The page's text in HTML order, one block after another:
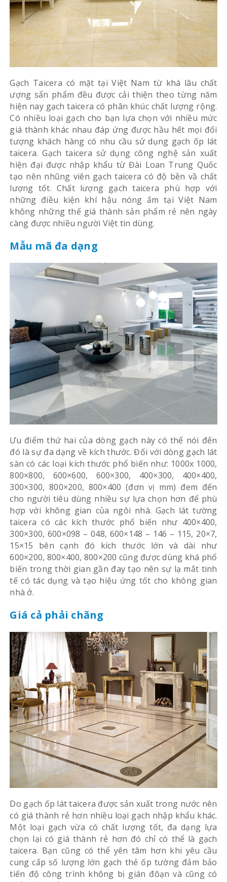
Gạch Taicera có mặt tại Việt Nam từ khá lâu chất
ượng sẩn phẩm đều được cải thiện theo từng năm
hiện nay gạch taicera có phân khúc chất lượng rộng.
Có nhiều loại gạch cho bạn lựa chọn với nhiều mức
giá thành khác nhau đáp ứng được hầu hết mọi đối
tượng khách hàng có nhu cầu sử dụng gạch ốp lát
taicera. Gạch taicera sử dụng công nghệ sản xuất
hiện đại được nhập khẩu từ Đài Loan Trung Quốc
tạo nên nhũng viên gạch taicera có độ bền vầ chất
lượng tốt. Chất lượng gạch taicera phù hợp với
những điều kiện khí hậu nóng ấm tại Việt Nam
không những thế giá thành sản phẩm rẻ nên ngày
càng được nhiều người Việt tin dùng.
Mẫu mã đa dạng
Ưu điểm thứ hai của dòng gạch này có thể nói đến
đó là sự đa dạng về kích thước. Đối với dòng gạch lát
sàn có các loại kích thước phổ biến như: 1000x 1000,
800×800, 600×600, 600×300, 400×300, 400×400,
300×300, 800×200, 800×400 (đơn vị mm) đem đến
cho người tiêu dùng nhiều sự lựa chọn hơn để phù
hợp với không gian của ngôi nhà. Gạch lát tường
taicera có các kích thước phổ biến như 400×400,
300×300, 600×098 – 048, 600×148 – 146 – 115, 20×7,
15×15 bên cạnh đó kích thước lớn và dài như
600×200, 800×400, 800×200 cũng được dùng khá phổ
biến trong thời gian gần đay tạo nên sự lạ mắt tinh
tế có tác dụng và tạo hiệu ứng tốt cho không gian
nhà ở.
Giá cả phải chăng
Do gạch ốp lát taicera được sản xuất trong nước nên
có giá thành rẻ hơn nhiều loại gạch nhập khẩu khác.
Một loại gạch vừa có chất lượng tốt, đa dạng lựa
chọn lại có giá thành rẻ hơn đó chỉ có thể là gạch
taicera. Bạn cũng có thể yên tâm hơn khi yêu cầu
cung cấp số lượng lớn gạch thẻ ốp tường đảm bảo
tiến độ công trình không bị gián đôạn và cũng có